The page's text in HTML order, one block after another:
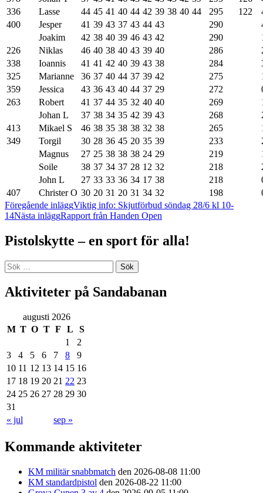
336
Lasse 44 45 41 40 44 42 39 38 40 44 295 122
400
Jesper 41 39 43 37 43 44 43 290
Joakim
42 38 40 39 46 43 42 290
226
Niklas 46 40 38 40 43 39 40 286
338
Ioannis 41 41 42 40 39 43 38 284
325
Marianne 36 37 40 44 37 39 42 275
359
Jessica 43 36 43 40 44 37 29 272
263
Robert 41 37 44 35 32 40 40 269
Johan L
37 38 34 35 42 39 43 268
413
Mikael S 46 38 35 38 38 32 38 265
349
Torgil 30 28 36 45 20 35 39 233
Magnus
27 25 38 38 38 24 29 219
Soile
38 37 34 37 28 12 32 218
John L
27 33 33 36 34 17 38 218
407
Christer O 30 20 31 20 31 34 32 198
Inläggsnavigering
Föregående inläggViktig info: Skjutförbud söndag 28/6 kl 10-
14Nästa inläggRapport från Handen Open
Pistolskytte – en sport för alla!
Sök
efter:
Aktiviteter på Sandabanan
augusti 2026
M T O T F L
S
1
2
3
4 5 6 7 8
9
10 11 12 13 14 15 16
17 18 19 20 21 22 23
24 25 26 27 28 29 30
31
« jul
sep »
Kommande aktiviteter
KM militär snabbmatch den 2026-08-08 11:00
KM standardpistol den 2026-08-22 11:00